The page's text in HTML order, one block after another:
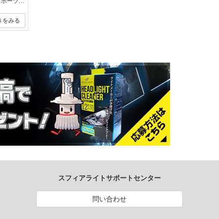
をみる
スフィアライトサポートセンター
問い合わせ